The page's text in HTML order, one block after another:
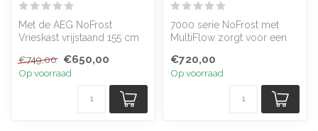
Met de AEG NoFrost
Vrieskast vrijstaand 155 cm
ijsvorming en ...
€749,00 €650,00
Op voorraad
7000 serie NoFrost met
MultiFlow zorgt voor een
vochtigh...
€720,00
Op voorraad